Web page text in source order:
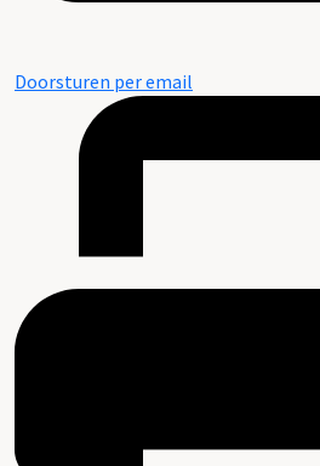
Doorsturen per email